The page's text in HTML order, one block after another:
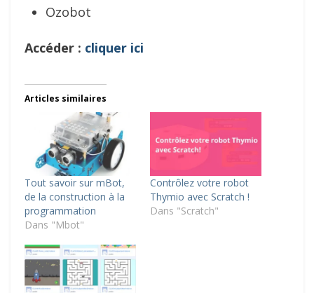
Ozobot
Accéder : cliquer ici
Articles similaires
Tout savoir sur mBot,
de la construction à la
programmation
Dans "Mbot"
Contrôlez votre robot
Thymio avec Scratch !
Dans "Scratch"